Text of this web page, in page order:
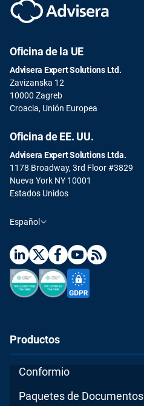
Oficina de la UE
Advisera Expert Solutions Ltd.
Zavizanska 12
10000 Zagreb
Croacia, Unión Europea
Oficina de EE. UU.
Advisera Expert Solutions Ltda.
1178 Broadway, 3rd Floor #3829
Nueva York NY 10001
Estados Unidos
Español
Productos
Conformio
Paquetes de Documentos